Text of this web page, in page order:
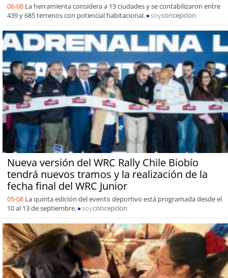
06-08 La herramienta considera a 13 ciudades y se contabilizaron entre
439 y 685 terrenos con potencial habitacional.
soyconcepcion
Nueva versión del WRC Rally Chile Biobío
tendrá nuevos tramos y la realización de la
fecha final del WRC Junior
05-08 La quinta edición del evento deportivo está programada desde el
10 al 13 de septiembre.
soyconcepcion